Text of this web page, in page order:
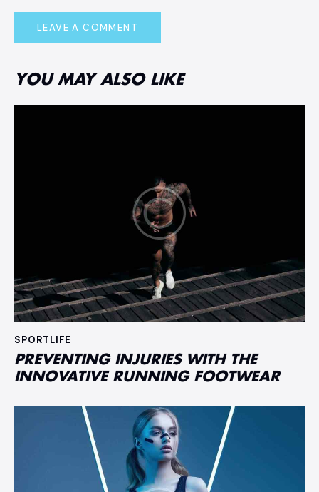
YOU MAY ALSO LIKE
SPORTLIFE
PREVENTING INJURIES WITH THE
INNOVATIVE RUNNING FOOTWEAR